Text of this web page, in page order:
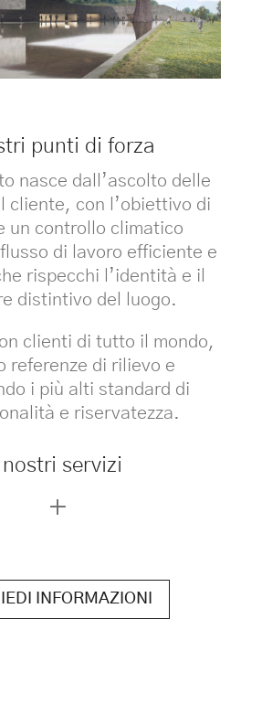
punti di forza
nasce dall’ascolto delle
cliente, con l’obiettivo di
un controllo climatico
di lavoro efficiente e
rispecchi l’identità e il
distintivo del luogo.
clienti di tutto il mondo,
referenze di rilievo e
i più alti standard di
e riservatezza.
I nostri servizi
INFORMAZIONI